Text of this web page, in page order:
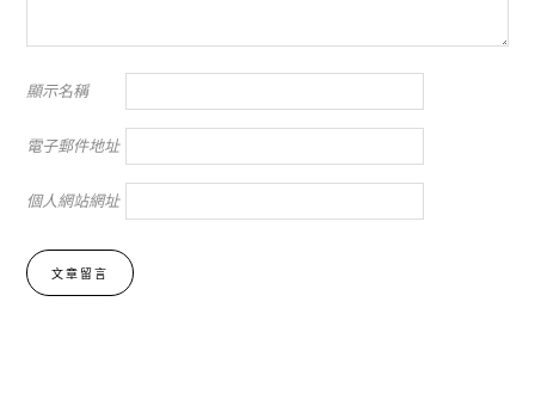
顯示名稱
電子郵件地址
個人網站網址